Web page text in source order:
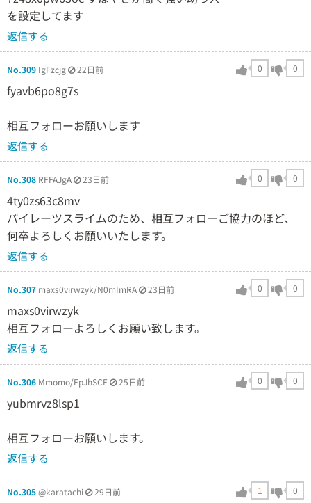
を設定してます
返信する
No.309 IgFzcjg 22日前 0 0
fyavb6po8g7s
相互フォローお願いします
返信する
No.308 RFFAJgA 23日前 0 0
4ty0zs63c8mv
パイレーツスライムのため、相互フォローご協力のほど、
何卒よろしくお願いいたします。
返信する
No.307 maxs0virwzyk/N0mImRA 23日前 0 0
maxs0virwzyk
相互フォローよろしくお願い致します。
返信する
No.306 Mmomo/EpJhSCE 25日前 0 0
yubmrvz8lsp1
相互フォローお願いします。
返信する
No.305@karatachi 29日前 1 0